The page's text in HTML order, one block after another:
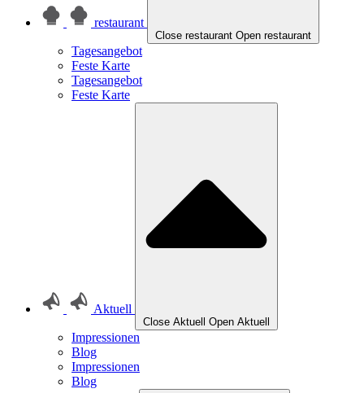
restaurant
Close restaurant Open restaurant
Tagesangebot
Feste Karte
Tagesangebot
Feste Karte
Aktuell
Close Aktuell Open Aktuell
Impressionen
Blog
Impressionen
Blog